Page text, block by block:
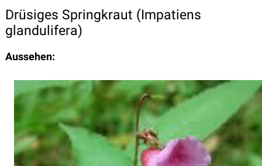
Drüsiges Springkraut (Impatiens
glandulifera)
Aussehen: